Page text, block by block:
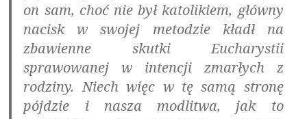
on sam, choć nie był katolikiem, główny
nacisk w swojej metodzie kładł na
zbawienne skutki Eucharystii
sprawowanej w intencji zmarłych z
rodziny. Niech więc w tę samą stronę
pójdzie i nasza modlitwa, jak to